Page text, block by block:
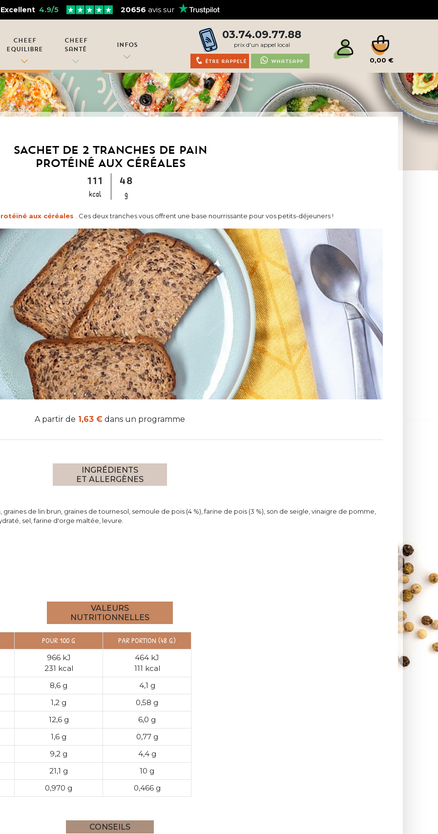
Excellent 4.9/5 20656 avis sur
Cheef
Equilibre
Cheef
Santé
Infos
03.74.09.77.88
prix d'un appel local
Être rappelé Whatsapp 0,00 €
SACHET DE 2 TRANCHES DE PAIN
PROTÉINÉ AUX CÉRÉALES
111
kcal
48
g
aux céréales . Ces deux tranches vous offrent une base nourrissante pour vos petits-déjeuners !
A partir de 1,63 € dans un programme
INGRÉDIENTS
ET ALLERGÈNES
graines de lin brun, graines de tournesol, semoule de pois (4 %), farine de pois (3 %), son de seigle, vinaigre de pomme,
sel, farine d'orge maltée, levure.
VALEURS
NUTRITIONNELLES
POUR 100 G PAR PORTION (48 G)
966 kJ
231 kcal
464 kJ
111 kcal
8,6 g
4,1 g
1,2 g
0,58 g
12,6 g
6,0 g
1,6 g
0,77 g
9,2 g
4,4 g
21,1 g
10 g
0,970 g 0,466 g
CONSEILS